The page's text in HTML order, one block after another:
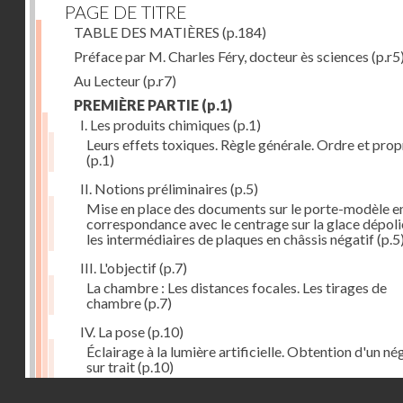
PAGE DE TITRE
TABLE DES MATIÈRES (p.184)
Préface par M. Charles Féry, docteur ès sciences
Au Lecteur(p.r7)
PREMIÈRE PARTIE (p.1)
I. Les produits chimiques (p.1)
Leurs effets toxiques. Règle générale. Ordre et
(p.1)
II. Notions préliminaires (p.5)
Mise en place des documents sur le porte-modèle
correspondance avec le centrage sur la glace
les intermédiaires de plaques en châssis négatif
III. L'objectif(p.7)
La chambre : Les distances focales. Les tirages de
chambre(p.7)
IV. La pose(p.10)
Éclairage à la lumière artificielle. Obtention d'un
sur trait(p.10)